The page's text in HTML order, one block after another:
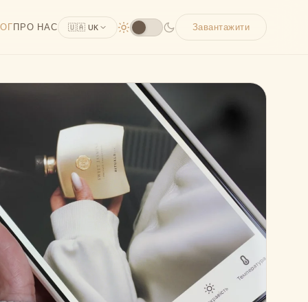
ПРО НАС 🇺🇦 UK Завантажити